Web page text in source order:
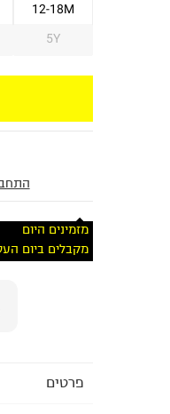
12-18M
5Y
מזמינים היום
מקבלים ביום
פרטים